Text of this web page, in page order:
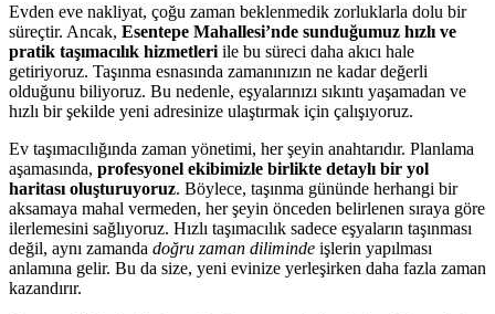
Evden eve nakliyat, çoğu zaman beklenmedik zorluklarla dolu bir
süreçtir. Ancak, Esentepe Mahallesi’nde sunduğumuz hızlı ve
pratik taşımacılık hizmetleri ile bu süreci daha akıcı hale
getiriyoruz. Taşınma esnasında zamanınızın ne kadar değerli
olduğunu biliyoruz. Bu nedenle, eşyalarınızı sıkıntı yaşamadan ve
hızlı bir şekilde yeni adresinize ulaştırmak için çalışıyoruz.
Ev taşımacılığında zaman yönetimi, her şeyin anahtarıdır. Planlama
aşamasında, profesyonel ekibimizle birlikte detaylı bir yol
haritası oluşturuyoruz. Böylece, taşınma gününde herhangi bir
aksamaya mahal vermeden, her şeyin önceden belirlenen sıraya göre
ilerlemesini sağlıyoruz. Hızlı taşımacılık sadece eşyaların taşınması
değil, aynı zamanda doğru zaman diliminde işlerin yapılması
anlamına gelir. Bu da size, yeni evinize yerleşirken daha fazla zaman
kazandırır.